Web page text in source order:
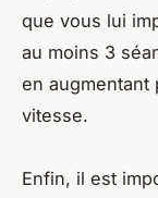
que vous lui
au moins 3
en augmentant
vitesse.
Enfin, il est